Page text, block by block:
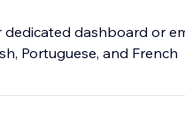
dashboard or